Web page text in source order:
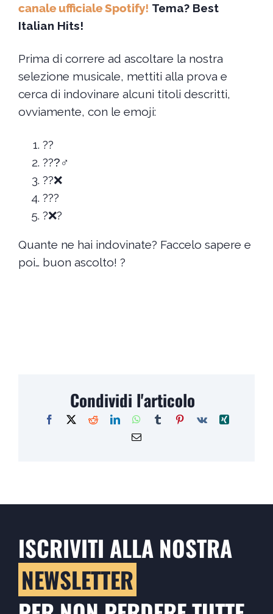
canale ufficiale Spotify! Tema? Best
Italian Hits!
Prima di correre ad ascoltare la nostra
selezione musicale, mettiti alla prova e
cerca di indovinare alcuni titoli descritti,
ovviamente, con le emoji:
??
???‍♂
??❌
???
?❌?
Quante ne hai indovinate? Faccelo sapere e
poi… buon ascolto! ?
Condividi l'articolo
ISCRIVITI ALLA NOSTRA
NEWSLETTER